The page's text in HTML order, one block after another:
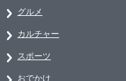
グルメ
カルチャー
スポーツ
おでかけ